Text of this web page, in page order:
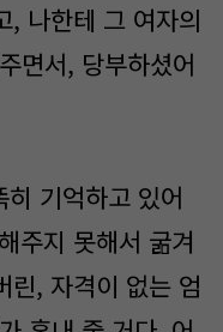
, 나한테 그 여자의
면서, 당부하셨어
기억하고 있어
주지 못해서 굶겨
린, 자격이 없는 엄